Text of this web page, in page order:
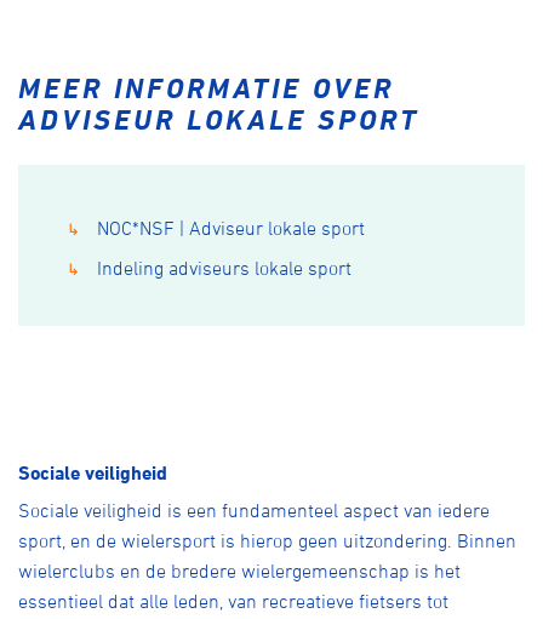
MEER INFORMATIE OVER
ADVISEUR LOKALE SPORT
↳ NOC*NSF | Adviseur lokale sport
↳ Indeling adviseurs lokale sport
Sociale veiligheid
Sociale veiligheid is een fundamenteel aspect van iedere
sport, en de wielersport is hierop geen uitzondering. Binnen
wielerclubs en de bredere wielergemeenschap is het
essentieel dat alle leden, van recreatieve fietsers tot